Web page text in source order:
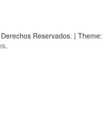
Reservados. | Theme:
.